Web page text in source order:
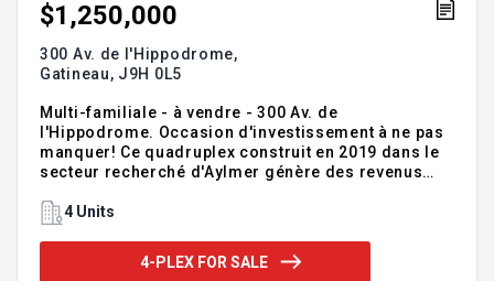
$1,250,000
300 Av. de l'Hippodrome,
Gatineau, J9H 0L5
Multi-familiale - à vendre - 300 Av. de
l'Hippodrome. Occasion d'investissement à ne pas
manquer! Ce quadruplex construit en 2019 dans le
secteur recherché d'Aylmer génère des revenus
unités 4½ modernes et bien entretenues, il offre un
excellent potentiel d'optimisation. La propriété
comprend également 4 espaces de stationnement
et 4 espaces de rangement extérieurs. Situé à
4 Units
4-PLEX FOR SALE